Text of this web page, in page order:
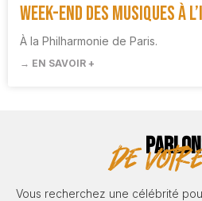
Week-end des Musiques à
À la Philharmonie de Paris.
→ EN SAVOIR +
de
Vous recherchez une célébrité